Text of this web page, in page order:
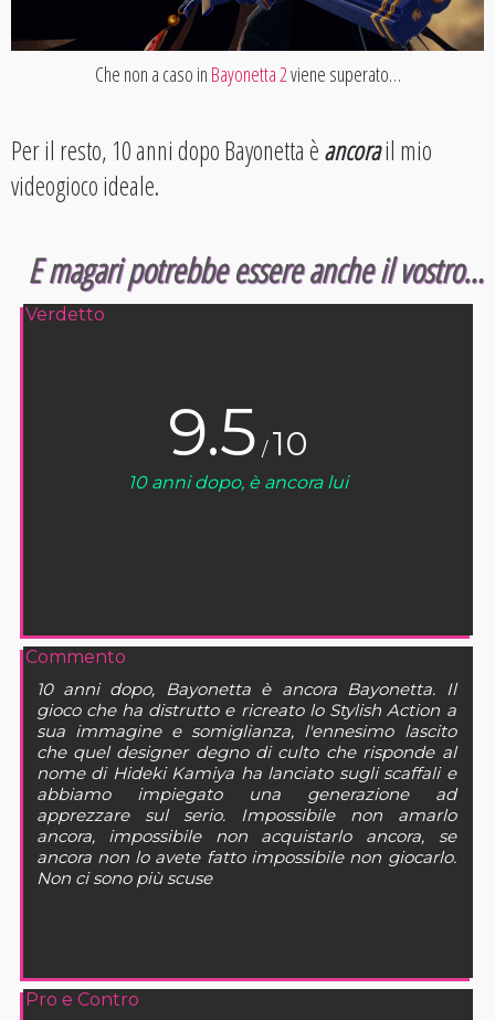
Che non a caso in Bayonetta 2viene superato…
Per il resto, 10 anni dopo Bayonetta èancorail mio
videogioco ideale.
E magari potrebbe essere anche il vostro…
Verdetto
9.5 / 10
10 anni dopo, è ancora lui
Commento
10 anni dopo, Bayonetta è ancora Bayonetta. Il
gioco che ha distrutto e ricreato lo Stylish Action a
sua immagine e somiglianza, l'ennesimo lascito
che quel designer degno di culto che risponde al
nome di Hideki Kamiya ha lanciato sugli scaffali e
abbiamo impiegato una generazione ad
apprezzare sul serio. Impossibile non amarlo
ancora, impossibile non acquistarlo ancora, se
ancora non lo avete fatto impossibile non giocarlo.
Non ci sono più scuse
Pro e Contro